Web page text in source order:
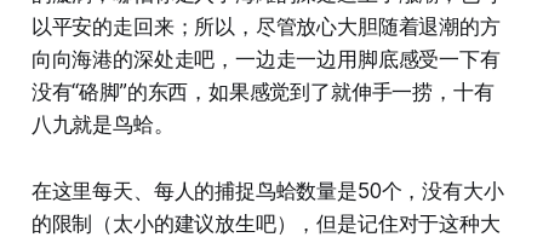
以平安的走回来；所以，尽管放心大胆随着退潮的方
向向海港的深处走吧，一边走一边用脚底感受一下有
没有“硌脚”的东西，如果感觉到了就伸手一捞，十有
八九就是鸟蛤。
在这里每天、每人的捕捉鸟蛤数量是50个，没有大小
的限制（太小的建议放生吧），但是记住对于这种大